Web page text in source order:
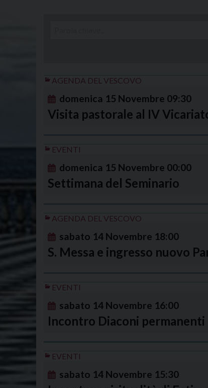
AGENDA DEL VESCOVO
domenica 15 Novembre 09:30
Visita pastorale al IV
EVENTI
domenica 15 Novembre 00:00
Settimana del Seminario
AGENDA DEL VESCOVO
sabato 14 Novembre 18:00
S. Messa e ingresso nuovo
EVENTI
sabato 14 Novembre 16:00
Incontro Diaconi permanenti
EVENTI
sabato 14 Novembre 15:30